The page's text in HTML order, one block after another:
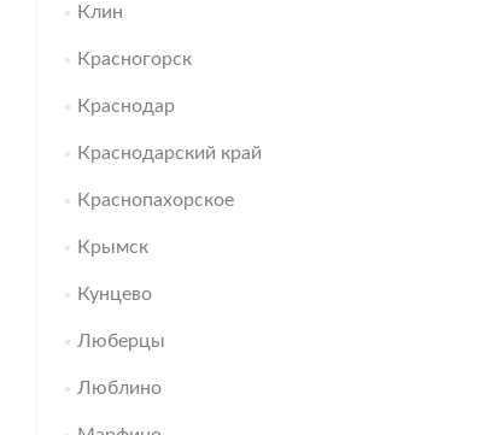
Клин
Красногорск
Краснодар
Краснодарский край
Краснопахорское
Крымск
Кунцево
Люберцы
Люблино